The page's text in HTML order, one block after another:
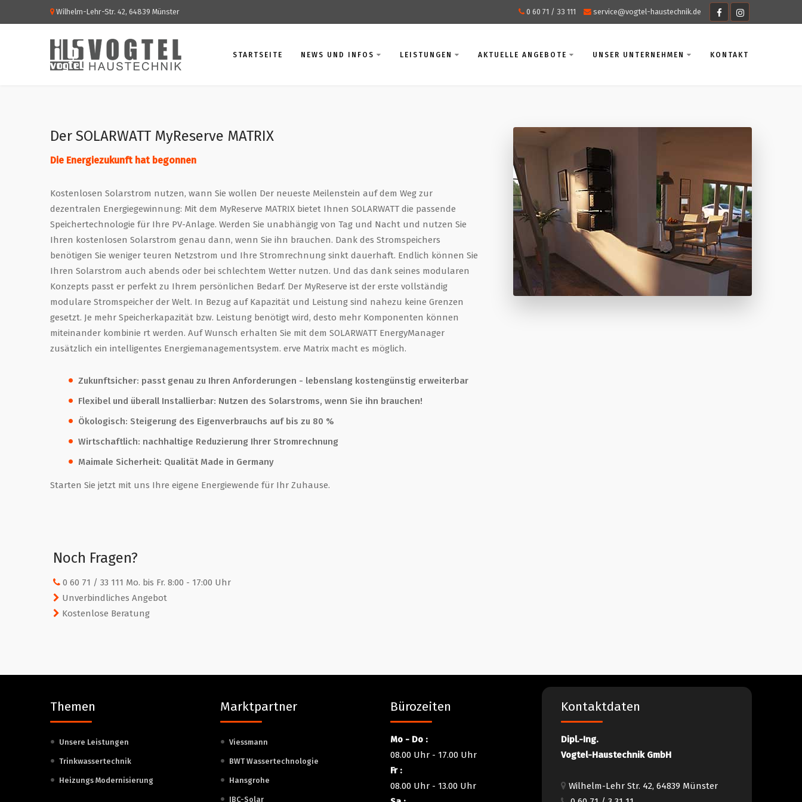
Wilhelm-Lehr-Str. 42, 64839 Münster 0 60 71 / 33 111 service@vogtel-haustechnik.de
STARTSEITE NEWS UND INFOS LEISTUNGEN AKTUELLE ANGEBOTE UNSER UNTERNEHMEN KONTAKT
Der SOLARWATT MyReserve MATRIX
Die Energiezukunft hat begonnen
Kostenlosen Solarstrom nutzen, wann Sie wollen Der neueste Meilenstein auf dem Weg zur
dezentralen Energiegewinnung: Mit dem MyReserve MATRIX bietet Ihnen SOLARWATT die passende
Speichertechnologie für Ihre PV-Anlage. Werden Sie unabhängig von Tag und Nacht und nutzen Sie
Ihren kostenlosen Solarstrom genau dann, wenn Sie ihn brauchen. Dank des Stromspeichers
benötigen Sie weniger teuren Netzstrom und Ihre Stromrechnung sinkt dauerhaft. Endlich können Sie
Ihren Solarstrom auch abends oder bei schlechtem Wetter nutzen. Und das dank seines modularen
Konzepts passt er perfekt zu Ihrem persönlichen Bedarf. Der MyReserve ist der erste vollständig
modulare Stromspeicher der Welt. In Bezug auf Kapazität und Leistung sind nahezu keine Grenzen
gesetzt. Je mehr Speicherkapazität bzw. Leistung benötigt wird, desto mehr Komponenten können
miteinander kombinie rt werden. Auf Wunsch erhalten Sie mit dem SOLARWATT EnergyManager
zusätzlich ein intelligentes Energiemanagementsystem. erve Matrix macht es möglich.
Zukunftsicher: passt genau zu Ihren Anforderungen - lebenslang kostengünstig erweiterbar
Flexibel und überall Installierbar: Nutzen des Solarstroms, wenn Sie ihn brauchen!
Ökologisch: Steigerung des Eigenverbrauchs auf bis zu 80 %
Wirtschaftlich: nachhaltige Reduzierung Ihrer Stromrechnung
Maimale Sicherheit: Qualität Made in Germany
Starten Sie jetzt mit uns Ihre eigene Energiewende für Ihr Zuhause.
Noch Fragen?
0 60 71 / 33 111 Mo. bis Fr. 8:00 - 17:00 Uhr
Unverbindliches Angebot
Kostenlose Beratung
Themen
Unsere Leistungen
Trinkwassertechnik
Heizungs Modernisierung
Marktpartner
Viessmann
BWT Wassertechnologie
Hansgrohe
IBC-Solar
Bürozeiten
Mo - Do :
08.00 Uhr - 17.00 Uhr
Fr :
08.00 Uhr - 13.00 Uhr
Kontaktdaten
Dipl.-Ing.
Vogtel-Haustechnik GmbH
Wilhelm-Lehr Str. 42, 64839 Münster